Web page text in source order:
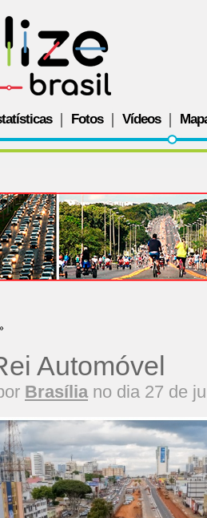
Fotos Vídeos
Automóvel
Brasíliano dia 27 de